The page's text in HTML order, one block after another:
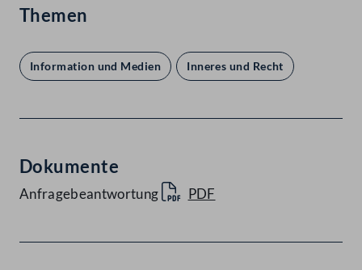
Themen
Information und Medien Inneres und Recht
Dokumente
Anfragebeantwortung PDF